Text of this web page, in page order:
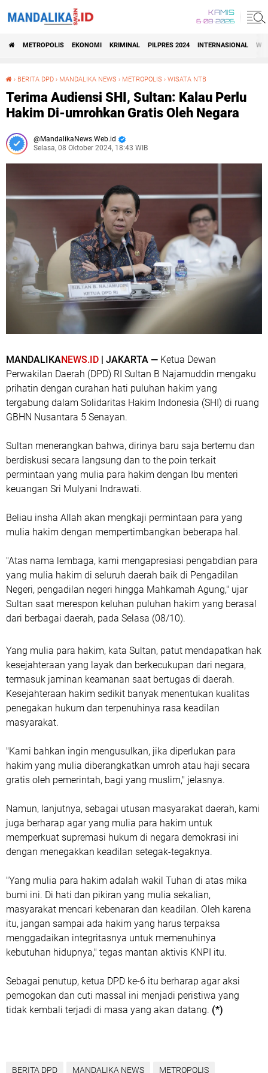
KAMIS
6•08•2026
METROPOLIS EKONOMI KRIMINAL PILPRES 2024 INTERNASIONAL
› BERITA DPD › MANDALIKA NEWS › METROPOLIS › WISATA NTB
Terima Audiensi SHI, Sultan: Kalau Perlu
Hakim Di-umrohkan Gratis Oleh Negara
MandalikaNews.Web.id
Selasa, 08 Oktober 2024, 18:43 WIB
MANDALIKANEWS.ID | JAKARTA — Ketua Dewan
Perwakilan Daerah (DPD) RI Sultan B Najamuddin mengaku
prihatin dengan curahan hati puluhan hakim yang
tergabung dalam Solidaritas Hakim Indonesia (SHI) di ruang
GBHN Nusantara 5 Senayan.
Sultan menerangkan bahwa, dirinya baru saja bertemu dan
berdiskusi secara langsung dan to the poin terkait
permintaan yang mulia para hakim dengan Ibu menteri
keuangan Sri Mulyani Indrawati.
Beliau insha Allah akan mengkaji permintaan para yang
mulia hakim dengan mempertimbangkan beberapa hal.
"Atas nama lembaga, kami mengapresiasi pengabdian para
yang mulia hakim di seluruh daerah baik di Pengadilan
Negeri, pengadilan negeri hingga Mahkamah Agung," ujar
Sultan saat merespon keluhan puluhan hakim yang berasal
dari berbagai daerah, pada Selasa (08/10).
Yang mulia para hakim, kata Sultan, patut mendapatkan hak
kesejahteraan yang layak dan berkecukupan dari negara,
termasuk jaminan keamanan saat bertugas di daerah.
Kesejahteraan hakim sedikit banyak menentukan kualitas
penegakan hukum dan terpenuhinya rasa keadilan
masyarakat.
"Kami bahkan ingin mengusulkan, jika diperlukan para
hakim yang mulia diberangkatkan umroh atau haji secara
gratis oleh pemerintah, bagi yang muslim," jelasnya.
Namun, lanjutnya, sebagai utusan masyarakat daerah, kami
juga berharap agar yang mulia para hakim untuk
memperkuat supremasi hukum di negara demokrasi ini
dengan menegakkan keadilan setegak-tegaknya.
"Yang mulia para hakim adalah wakil Tuhan di atas mika
bumi ini. Di hati dan pikiran yang mulia sekalian,
masyarakat mencari kebenaran dan keadilan. Oleh karena
itu, jangan sampai ada hakim yang harus terpaksa
menggadaikan integritasnya untuk memenuhinya
kebutuhan hidupnya," tegas mantan aktivis KNPI itu.
Sebagai penutup, ketua DPD ke-6 itu berharap agar aksi
pemogokan dan cuti massal ini menjadi peristiwa yang
tidak kembali terjadi di masa yang akan datang. (*)
BERITA DPD MANDALIKA NEWS METROPOLIS